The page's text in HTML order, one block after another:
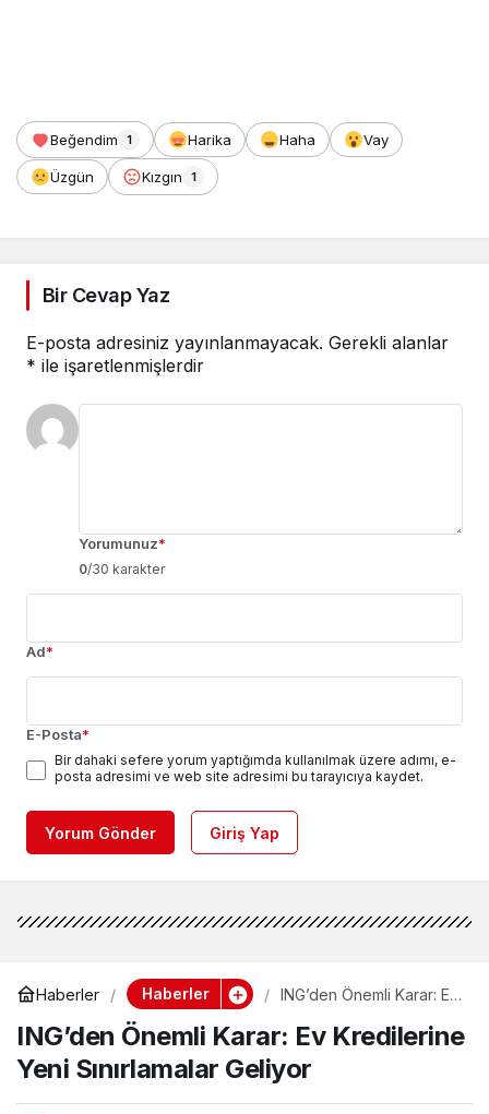
Beğendim 1 Harika Haha Vay
Üzgün Kızgın 1
Bir Cevap Yaz
E-posta adresiniz yayınlanmayacak. Gerekli alanlar
* ile işaretlenmişlerdir
Yorumunuz*
0/30 karakter
Ad*
E-Posta*
Bir dahaki sefere yorum yaptığımda kullanılmak üzere adımı, e-
posta adresimi ve web site adresimi bu tarayıcıya kaydet.
Yorum Gönder Giriş Yap
Haberler Haberler
ING’den Önemli Karar: Ev
Sınırlamalar Geliyor
ING’den Önemli Karar: Ev Kredilerine
Yeni Sınırlamalar Geliyor